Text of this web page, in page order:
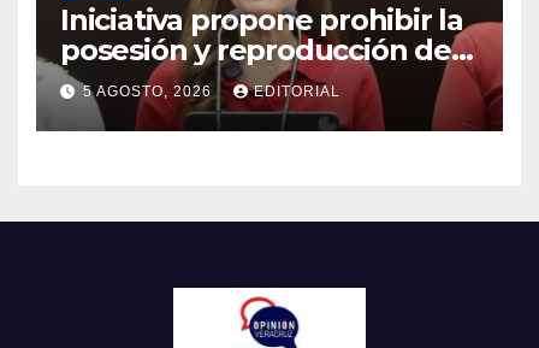
Iniciativa propone prohibir la
posesión y reproducción de
fauna silvestre como
mascotas para su
comercialización
5 AGOSTO, 2026 EDITORIAL